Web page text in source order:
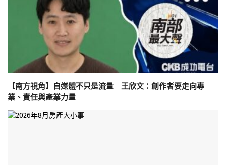
【南方視角】自媒體不只是流量 王欣文：創作者要走向專
業、責任與產業力量